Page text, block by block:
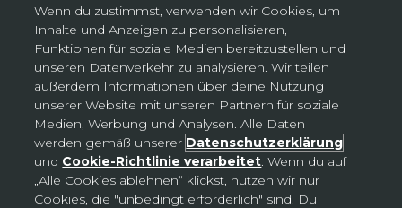
Cookies-Einstellungen
Deutschland (EUR €)
Land
Deutschland (EUR €)
Wenn du zustimmst, verwenden wir Cookies, um
Inhalte und Anzeigen zu personalisieren,
Funktionen für soziale Medien bereitzustellen und
unseren Datenverkehr zu analysieren. Wir teilen
außerdem Informationen über deine Nutzung
unserer Website mit unseren Partnern für soziale
Medien, Werbung und Analysen. Alle Daten
werden gemäß unserer Datenschutzerklärung
und Cookie-Richtlinie verarbeitet. Wenn du auf
„Alle Cookies ablehnen“ klickst, nutzen wir nur
Cookies, die "unbedingt erforderlich" sind. Du